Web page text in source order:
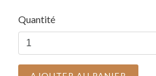
Quantité